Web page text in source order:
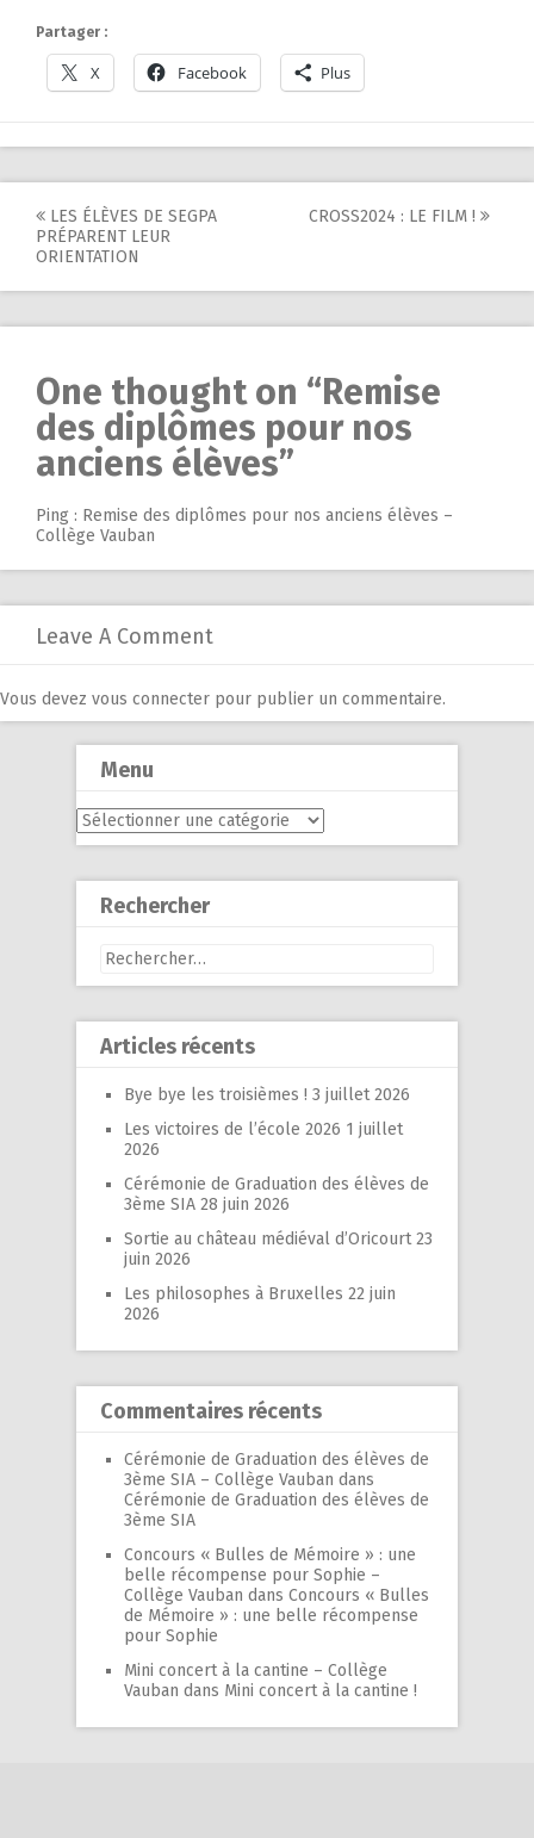
Partager :
X Facebook Plus
Post
navigation
LES ÉLÈVES DE SEGPA
PRÉPARENT LEUR
ORIENTATION
CROSS2024 : LE FILM !
One thought on “Remise
des diplômes pour nos
anciens élèves”
Ping : Remise des diplômes pour nos anciens élèves –
Collège Vauban
Leave A Comment
Vous devez vous connecter pour publier un commentaire.
Menu
Menu
Rechercher
Rechercher :
Articles récents
Bye bye les troisièmes ! 3 juillet 2026
Les victoires de l’école 2026 1 juillet
2026
Cérémonie de Graduation des élèves de
3ème SIA 28 juin 2026
Sortie au château médiéval d’Oricourt 23
juin 2026
Les philosophes à Bruxelles 22 juin
2026
Commentaires récents
Cérémonie de Graduation des élèves de
3ème SIA – Collège Vauban dans
Cérémonie de Graduation des élèves de
3ème SIA
Concours « Bulles de Mémoire » : une
belle récompense pour Sophie –
Collège Vauban dans Concours « Bulles
de Mémoire » : une belle récompense
pour Sophie
Mini concert à la cantine – Collège
Vauban dans Mini concert à la cantine !